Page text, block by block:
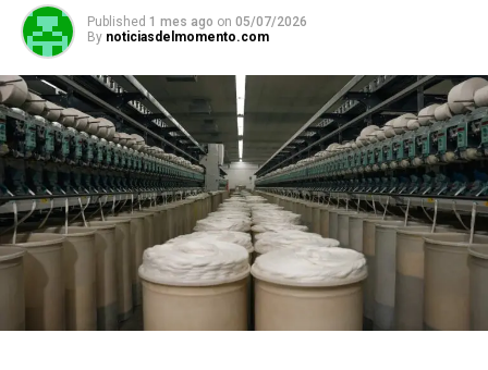
Published 1 mes ago on 05/07/2026
By noticiasdelmomento.com